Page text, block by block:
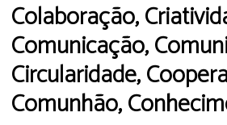
Colaboração,
Comunicação,
Circularidade,
Comunhão,